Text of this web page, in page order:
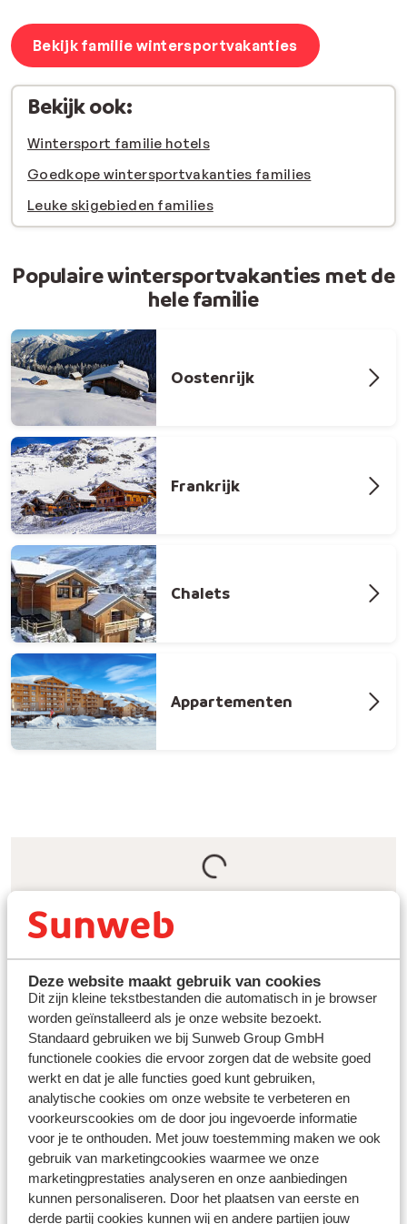
Deze website maakt gebruik van cookies
Dit zijn kleine tekstbestanden die automatisch in je browser
worden geïnstalleerd als je onze website bezoekt.
Standaard gebruiken we bij Sunweb Group GmbH
functionele cookies die ervoor zorgen dat de website goed
werkt en dat je alle functies goed kunt gebruiken,
analytische cookies om onze website te verbeteren en
voorkeurscookies om de door jou ingevoerde informatie
voor je te onthouden. Met jouw toestemming maken we ook
gebruik van marketingcookies waarmee we onze
marketingprestaties analyseren en onze aanbiedingen
kunnen personaliseren. Door het plaatsen van eerste en
derde partij cookies kunnen wij en andere partijen jouw
Bekijk familie wintersportvakanties
Bekijk ook:
Wintersport familie hotels
Goedkope wintersportvakanties families
Leuke skigebieden families
Populaire wintersportvakanties met de
hele familie
Oostenrijk
Frankrijk
Chalets
Appartementen
Een geschikt hotel, chalet of
appartement voor elke familie
Een ruim chalet met plek voor de hele familie. Een all
inclusive hotel waar de één na een dag skiën de sauna in
gaat en de ander zich laat verwennen met een
massage. Ga je met meerdere gezinnen, dan is een
appartementencomplex waarin ieder gezin een eigen
huisje heeft juist perfect. Kies tussen het uitgebreide
aanbod aan chalets, hotels enappartementende
accommodatie die helemaal bij jouw wensen aansluit.
Ook de locatie bepaal je zelf. Dichtbij de piste, zodat je
geen kostbare tijd verliest aan reizen naar de piste
omdat je gelijk op de latten kan staan. Of juist in een
dorp, met knusse barretjes en gezellige restaurants om
je heen. Sommige hotels en appartementen bieden